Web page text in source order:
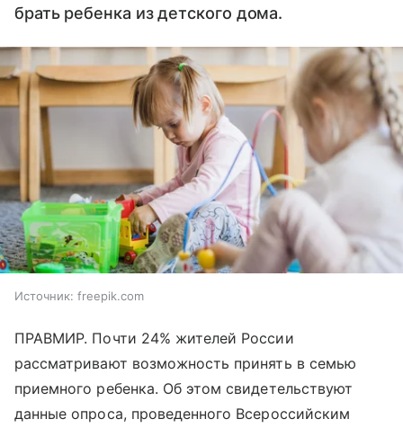
брать ребенка из детского дома.
Источник: freepik.com
ПРАВМИР. Почти 24% жителей России
рассматривают возможность принять в семью
приемного ребенка. Об этом свидетельствуют
данные опроса, проведенного Всероссийским